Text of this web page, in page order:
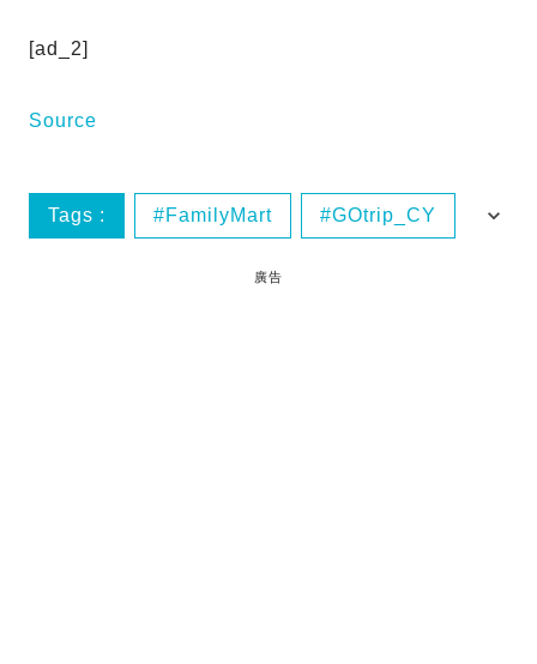
[ad_2]
Source
Tags : FamilyMart GOtrip_CY
GOtrip網絡熱話
廣告